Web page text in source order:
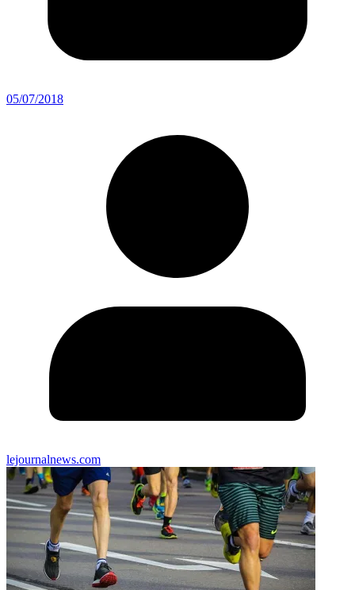
05/07/2018
lejournalnews.com